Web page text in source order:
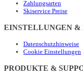
Zahlungsarten
Skiservice Preise
EINSTELLUNGEN &
Datenschutzhinweise
Cookie Einstellungen
PRODUKTE &